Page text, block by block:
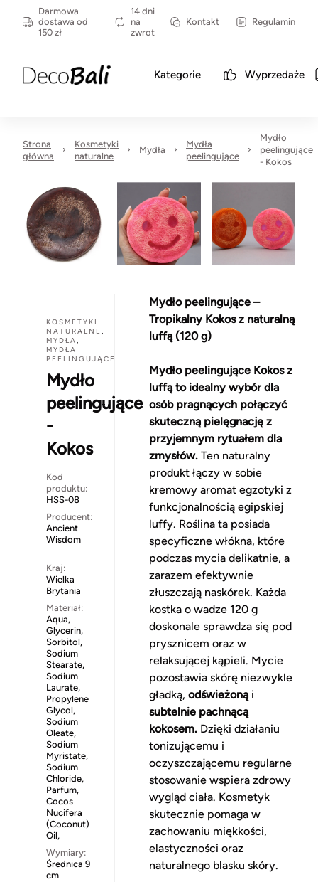
Darmowa
dostawa od
150 zł
14 dni
na
zwrot
Kontakt Regulamin
Kategorie Wyprzedaże
Strona
główna
Kosmetyki
naturalne
Mydła
Mydła
peelingujące
Mydło
peelingujące
- Kokos
KOSMETYKI
NATURALNE ,
MYDŁA,
MYDŁA
PEELINGUJĄCE
Mydło
peelingujące
-
Kokos
Kod
produktu:
HSS-08
Producent:
Ancient
Wisdom
Kraj:
Wielka
Brytania
Materiał:
Aqua,
Glycerin,
Sorbitol,
Sodium
Stearate,
Sodium
Laurate,
Propylene
Glycol,
Sodium
Oleate,
Sodium
Myristate,
Sodium
Chloride,
Parfum,
Cocos
Nucifera
(Coconut)
Oil,
Wymiary:
Średnica 9
cm
Mydło peelingujące –
Tropikalny Kokos z naturalną
luffą (120 g)
Mydło peelingujące Kokos z
luffą to idealny wybór dla
osób pragnących połączyć
skuteczną pielęgnację z
przyjemnym rytuałem dla
zmysłów.Ten naturalny
produkt łączy w sobie
kremowy aromat egzotyki z
funkcjonalnością egipskiej
luffy. Roślina ta posiada
specyficzne włókna, które
podczas mycia delikatnie, a
zarazem efektywnie
złuszczają naskórek. Każda
kostka o wadze 120 g
doskonale sprawdza się pod
prysznicem oraz w
relaksującej kąpieli. Mycie
pozostawia skórę niezwykle
gładką, odświeżonąi
subtelnie pachnącą
kokosem.Dzięki działaniu
tonizującemu i
oczyszczającemu regularne
stosowanie wspiera zdrowy
wygląd ciała. Kosmetyk
skutecznie pomaga w
zachowaniu miękkości,
elastyczności oraz
naturalnego blasku skóry.